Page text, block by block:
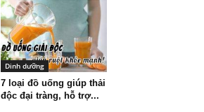
Dinh dưỡng
7 loại đồ uống giúp thải
độc đại tràng, hỗ trợ...